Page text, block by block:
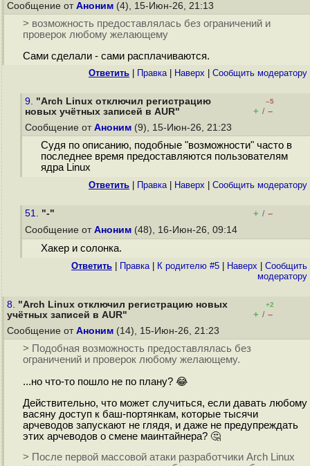
Сообщение от Аноним (4), 15-Июн-26, 21:13
> возможность предоставлялась без ограничений и
проверок любому желающему
Сами сделали - сами расплачиваются.
Ответить Правка| Наверх Cообщить модератору
9. "Arch Linux отключил регистрацию
новых учётных записей в AUR"
–5
+ / –
Сообщение от Аноним (9), 15-Июн-26, 21:23
Судя по описанию, подобные "возможности" часто в
последнее время предоставляются пользователям
ядра Linux
Ответить Правка| Наверх Cообщить модератору
51. "-" + / –
Сообщение от Аноним (48), 16-Июн-26, 09:14
Хакер и солонка.
Ответить Правка| К родителю #5 Наверх
Cообщить
модератору
8. "Arch Linux отключил регистрацию новых
учётных записей в AUR"
+2
+ / –
Сообщение от Аноним (14), 15-Июн-26, 21:23
> Подобная возможность предоставлялась без
ограничений и проверок любому желающему.
...но что-то пошло не по плану? 😂
Действительно, что может случиться, если давать любому
васяну доступ к баш-портянкам, которые тысячи
арчеводов запускают не глядя, и даже не предупреждать
этих арчеводов о смене маинтайнера? 🤔
> После первой массовой атаки разработчики Arch Linux